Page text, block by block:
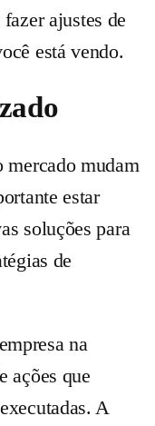
ajustes de
está vendo.
mercado mudam
estar
soluções para
de
na
ações que
A